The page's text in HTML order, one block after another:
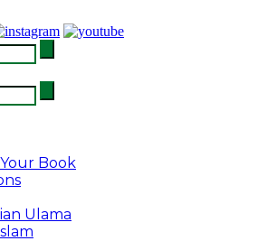
Book
Ulama